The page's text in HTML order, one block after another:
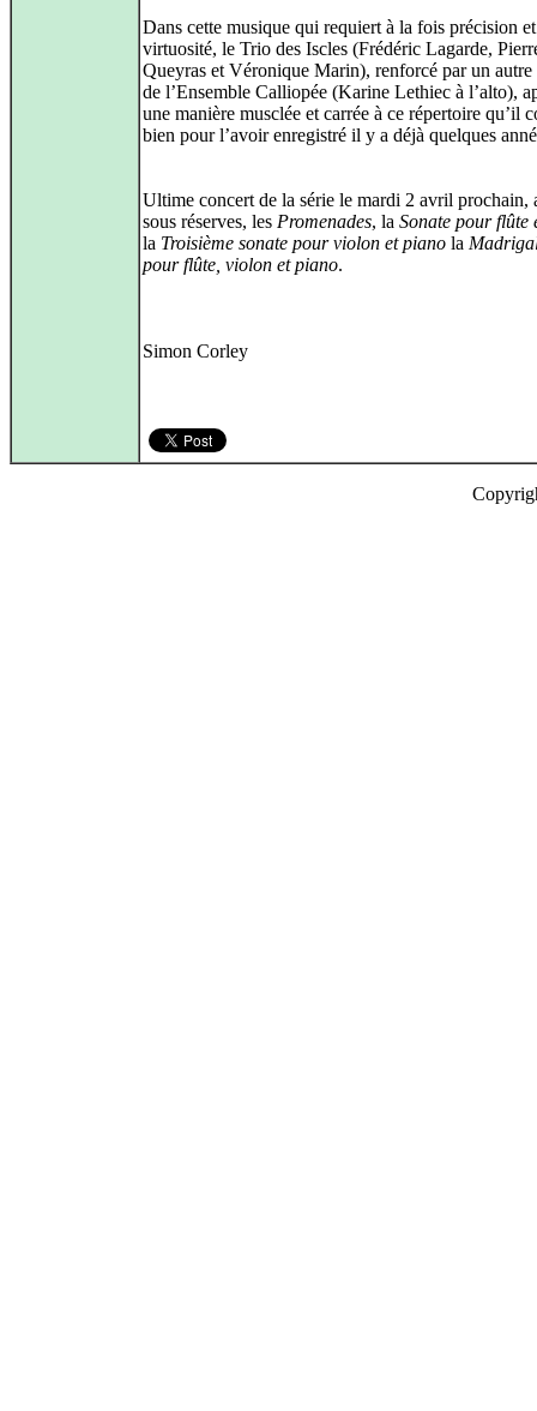
Dans cette musique qui requiert à la fois précision et
virtuosité, le Trio des Iscles (Frédéric Lagarde,
Queyras et Véronique Marin), renforcé par un autre
de l’Ensemble Calliopée (Karine Lethiec à l’alto),
une manière musclée et carrée à ce répertoire qu’il
bien pour l’avoir enregistré il y a déjà quelques
Ultime concert de la série le mardi 2 avril prochain,
sous réserves, les Promenades, la Sonate pour flûte
la Troisième sonate pour violon et piano la
pour flûte, violon et piano.
Simon Corley